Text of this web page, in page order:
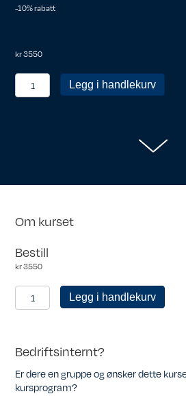
-10% rabatt
kr3550
Personlig
Legg i handlekurv
Om kurset
Bestill
kr3550
Personlig
Legg i handlekurv
Bedriftsinternt?
Er dere en gruppe og ønsker dette
kursprogram?